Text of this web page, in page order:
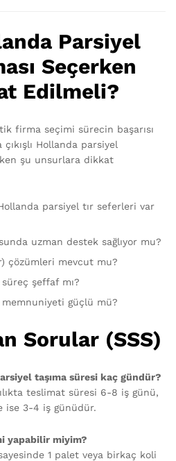
Parsiyel
Seçerken
Edilmeli?
firma seçimi sürecin başarısı
Hollanda parsiyel
şu unsurlara dikkat
parsiyel tır seferleri var
uzman destek sağlıyor mu?
çözümleri mevcut mu?
şeffaf mı?
güçlü mü?
Sorular (SSS)
taşıma süresi kaç gündür?
teslimat süresi 6-8 iş günü,
ise 3-4 iş günüdür.
yapabilir miyim?
1 palet veya birkaç koli